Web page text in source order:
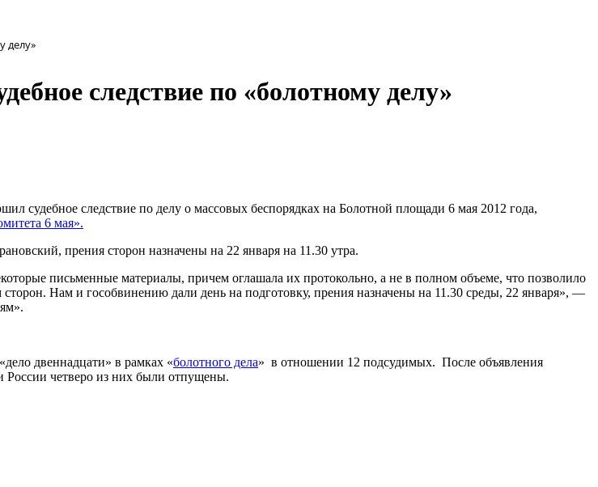
делу»
следствие по «болотному делу»
судебное следствие по делу о массовых беспорядках на Болотной площади 6 мая 2012 года,
6 мая».
прения сторон назначены на 22 января на 11.30 утра.
письменные материалы, причем оглашала их протокольно, а не в полном объеме, что позволило
сторон. Нам и гособвинению дали день на подготовку, прения назначены на 11.30 среды, 22 января», —
двеннадцати» в рамках «болотного дела» в отношении 12 подсудимых. После объявления
четверо из них были отпущены.